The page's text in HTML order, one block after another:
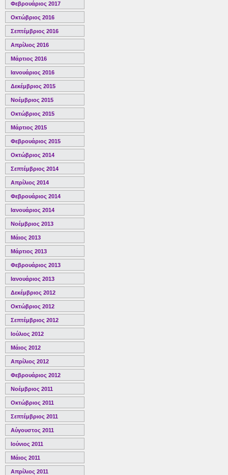
Φεβρουάριος 2017
Οκτώβριος 2016
Σεπτέμβριος 2016
Απρίλιος 2016
Μάρτιος 2016
Ιανουάριος 2016
Δεκέμβριος 2015
Νοέμβριος 2015
Οκτώβριος 2015
Μάρτιος 2015
Φεβρουάριος 2015
Οκτώβριος 2014
Σεπτέμβριος 2014
Απρίλιος 2014
Φεβρουάριος 2014
Ιανουάριος 2014
Νοέμβριος 2013
Μάιος 2013
Μάρτιος 2013
Φεβρουάριος 2013
Ιανουάριος 2013
Δεκέμβριος 2012
Οκτώβριος 2012
Σεπτέμβριος 2012
Ιούλιος 2012
Μάιος 2012
Απρίλιος 2012
Φεβρουάριος 2012
Νοέμβριος 2011
Οκτώβριος 2011
Σεπτέμβριος 2011
Αύγουστος 2011
Ιούνιος 2011
Μάιος 2011
Απρίλιος 2011